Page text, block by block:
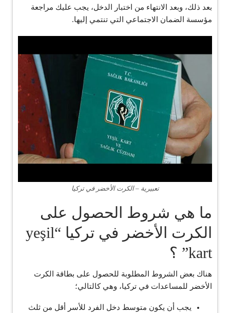
بعد ذلك، وبعد الانتهاء من اختبار الدخل، يجب عليك مراجعة
مؤسسة الضمان الاجتماعي التي تنتمي إليها.
تعبيرية – الكرت الأخضر في تركيا
ما هي شروط الحصول على
الكرت الأخضر في تركيا “yeşil
kart” ؟
هناك بعض الشروط المطلوبة للحصول على بطاقة الكرت
الأخضر للمساعدات في تركيا، وهي كالتالي؛
يجب أن يكون متوسط ​​دخل الفرد للأسر أقل من ثلث